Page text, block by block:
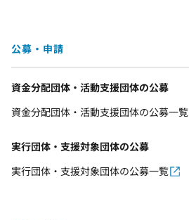
公募・申請
資金分配団体・活動支援団体の公募
資金分配団体・活動支援団体の公募一覧
実行団体・支援対象団体の公募
実行団体・支援対象団体の公募一覧